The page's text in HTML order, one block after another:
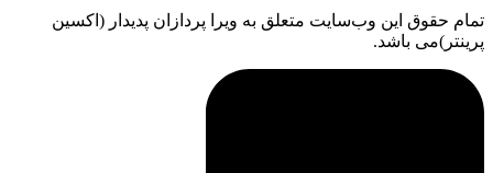
تمام حقوق اين وب‌سايت متعلق به ویرا پردازان پدیدار (اکسین
پرینتر)می باشد.